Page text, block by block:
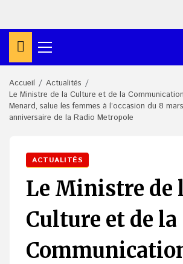
Menu
principal
Accueil
Actualités
Le Ministre de la Culture et de la
Menard, salue les femmes à l’occasion du 8
anniversaire de la Radio Metropole
ACTUALITÉS
Le Ministre de
Culture et de la